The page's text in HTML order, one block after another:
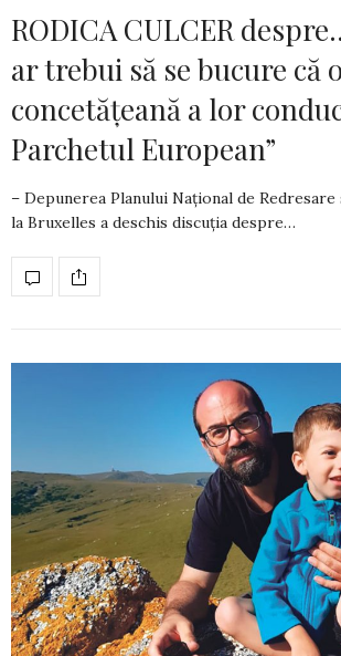
RODICA CULCER
ar trebui să se bucure că o
concetățeană a lor
Parchetul European”
– Depunerea Planului Național de Redre­sa­re
la Bruxelles a des­chis discuția despre…